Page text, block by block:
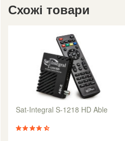
Схожі товари
Sat-Integral S-1218 HD Able